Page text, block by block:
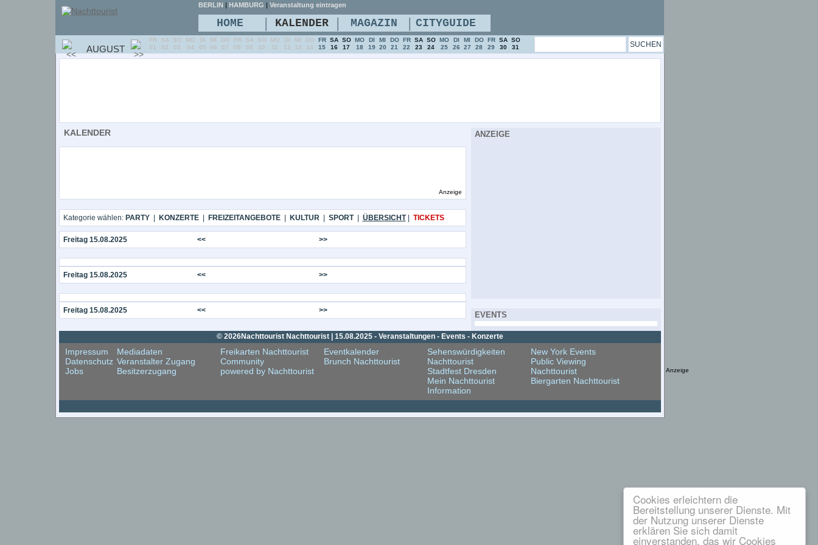
Cookies erleichtern die
Bereitstellung unserer Dienste. Mit
der Nutzung unserer Dienste
erklären Sie sich damit
einverstanden, das wir Cookies
KALENDER
Anzeige
Kategorie wählen: PARTY| KONZERTE| FREIZEITANGEBOTE| KULTUR| SPORT| ÜBERSICHT| TICKETS
Freitag 15.08.2025 << >>
Freitag 15.08.2025 << >>
Freitag 15.08.2025 << >>
ANZEIGE
EVENTS
© 2026Nachttourist Nachttourist | 15.08.2025 - Veranstaltungen - Events - Konzerte
Impressum
Datenschutz
Jobs
Mediadaten
Veranstalter Zugang
Besitzerzugang
Freikarten Nachttourist
Community
powered by Nachttourist
Eventkalender
Brunch Nachttourist
Sehenswürdigkeiten
Nachttourist
Stadtfest Dresden
Mein Nachttourist
Information
New York Events
Public Viewing
Nachttourist
Biergarten Nachttourist
BERLIN | HAMBURG | Veranstaltung eintragen
HOME | KALENDER | MAGAZIN | CITYGUIDE
AUGUST
FR
01
SA
02
SO
03
MO
04
DI
05
MI
06
DO
07
FR
08
SA
09
SO
10
MO
11
DI
12
MI
13
DO
14
FR
15
SA
16
SO
17
MO
18
DI
19
MI
20
DO
21
FR
22
SA
23
SO
24
MO
25
DI
26
MI
27
DO
28
FR
29
SA
30
SO
31
Anzeige